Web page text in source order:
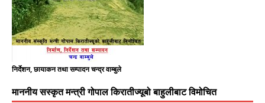
निर्देशन, छायाकन तथा सम्पादन चन्द्र वाम्बुले
माननीय सस्कृत मन्त्री गोपाल किरातीज्यूबो बाहुलीबाट विमोचित